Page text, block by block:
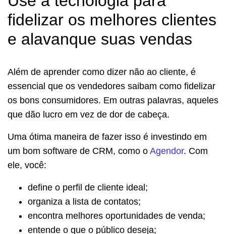
fidelizar os melhores clientes
e alavanque suas vendas
Além de aprender como dizer não ao cliente, é
essencial que os vendedores saibam como fidelizar
os bons consumidores. Em outras palavras, aqueles
que dão lucro em vez de dor de cabeça.
Uma ótima maneira de fazer isso é investindo em
um bom software de CRM, como o Agendor. Com
ele, você:
define o perfil de cliente ideal;
organiza a lista de contatos;
encontra melhores oportunidades de venda;
entende o que o público deseja;